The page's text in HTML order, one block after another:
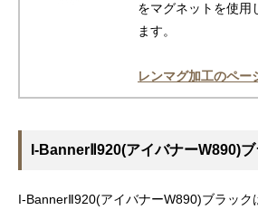
をマグネットを使用
ます。
レンマグ加工のペー
I-BannerⅡ920(アイバナーW890)
I-BannerⅡ920(アイバナーW890)ブラック